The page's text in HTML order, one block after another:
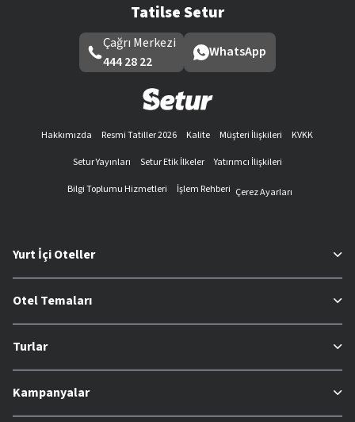
Tatilse Setur
Çağrı Merkezi
444 28 22
WhatsApp
Hakkımızda Resmi Tatiller 2026 Kalite Müşteri İlişkileri
KVKK
Setur Yayınları
Setur Etik İlkeler
Yatırımcı İlişkileri
Bilgi Toplumu Hizmetleri
İşlem Rehberi Çerez Ayarları
Yurt İçi Oteller
Otel Temaları
Turlar
Kampanyalar